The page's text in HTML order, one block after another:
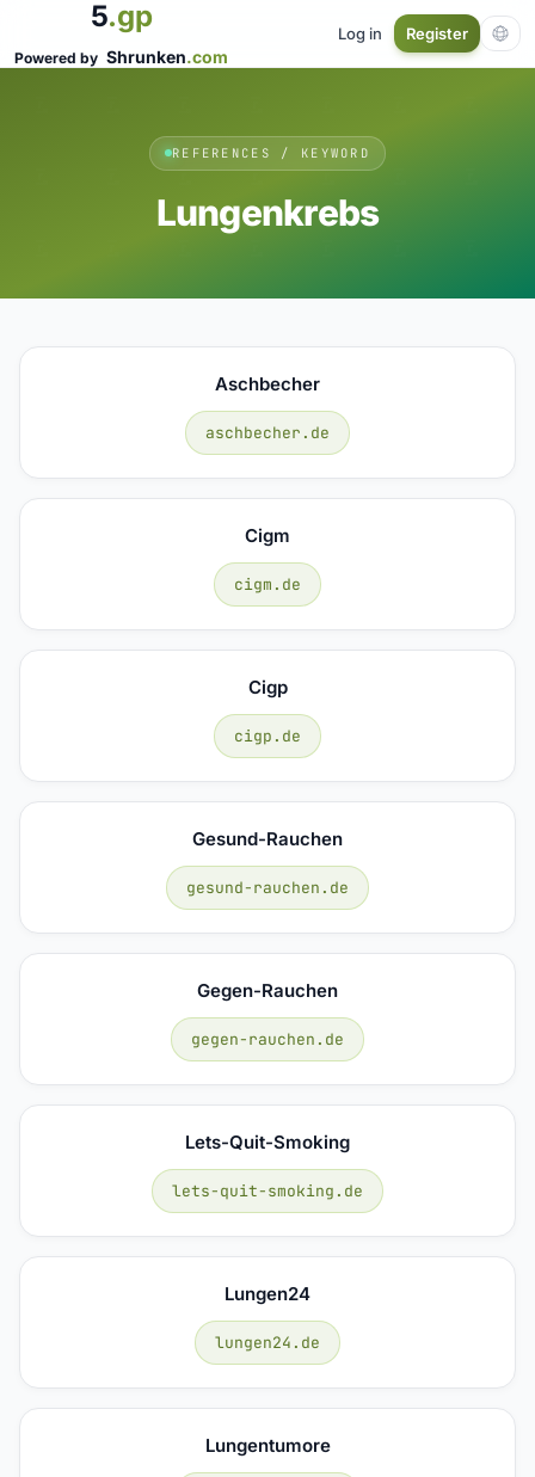
5.gp
Powered by Shrunken.com
Log in Register
REFERENCES / KEYWORD
Lungenkrebs
Aschbecher
aschbecher.de
Cigm
cigm.de
Cigp
cigp.de
Gesund-Rauchen
gesund-rauchen.de
Gegen-Rauchen
gegen-rauchen.de
Lets-Quit-Smoking
lets-quit-smoking.de
Lungen24
lungen24.de
Lungentumore